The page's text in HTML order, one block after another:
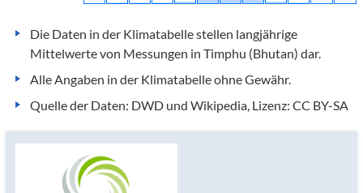
Die Daten in der Klimatabelle stellen langjährige
Mittelwerte von Messungen in Timphu (Bhutan) dar.
Alle Angaben in der Klimatabelle ohne Gewähr.
Quelle der Daten: DWD und Wikipedia, Lizenz: CC BY-SA